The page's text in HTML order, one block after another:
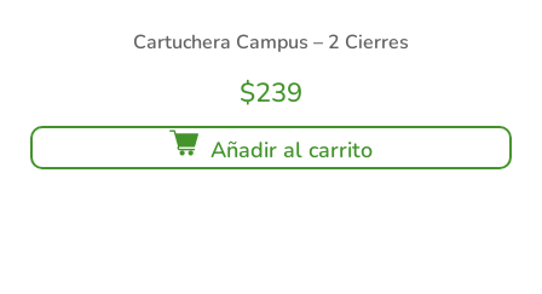
Cartuchera Campus – 2 Cierres
$239
Añadir al carrito